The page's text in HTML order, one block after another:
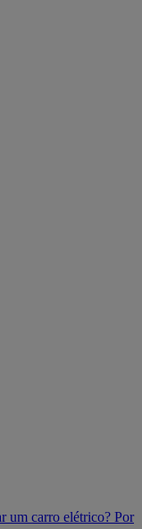
um carro elétrico? Por